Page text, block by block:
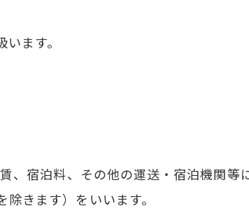
ます。
、宿泊料、その他の運送・宿泊機関等
きます）をいいます。